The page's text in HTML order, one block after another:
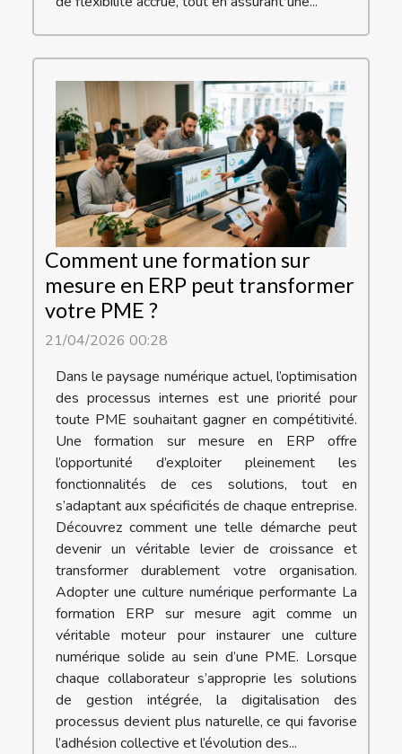
Comment une formation sur
mesure en ERP peut transformer
votre PME ?
21/04/2026 00:28
Dans le paysage numérique actuel, l’optimisation
des processus internes est une priorité pour
toute PME souhaitant gagner en compétitivité.
Une formation sur mesure en ERP offre
l’opportunité d’exploiter pleinement les
fonctionnalités de ces solutions, tout en
s’adaptant aux spécificités de chaque entreprise.
Découvrez comment une telle démarche peut
devenir un véritable levier de croissance et
transformer durablement votre organisation.
Adopter une culture numérique performante La
formation ERP sur mesure agit comme un
véritable moteur pour instaurer une culture
numérique solide au sein d’une PME. Lorsque
chaque collaborateur s’approprie les solutions
de gestion intégrée, la digitalisation des
processus devient plus naturelle, ce qui favorise
l’adhésion collective et l’évolution des...